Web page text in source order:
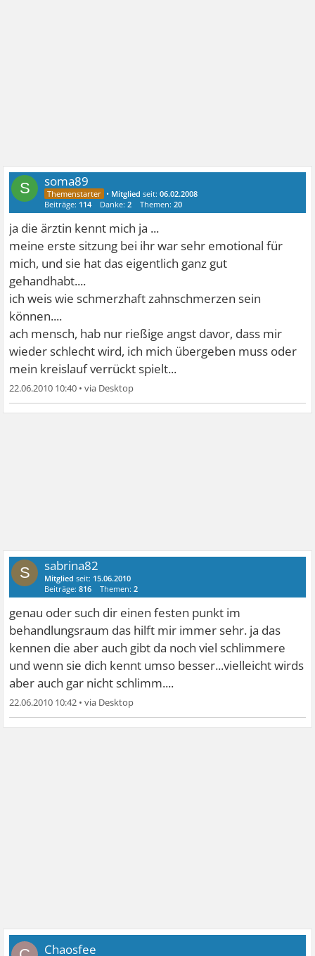
S soma89
• Mitglied seit:06.02.2008
Beiträge: 114 Danke:2 Themen:20
ja die ärztin kennt mich ja ...
meine erste sitzung bei ihr war sehr emotional für
mich, und sie hat das eigentlich ganz gut
gehandhabt....
ich weis wie schmerzhaft zahnschmerzen sein
können....
ach mensch, hab nur rießige angst davor, dass mir
wieder schlecht wird, ich mich übergeben muss oder
mein kreislauf verrückt spielt...
22.06.2010 10:40 •
S sabrina82
Mitglied seit: 15.06.2010
Beiträge:816 Themen:2
genau oder such dir einen festen punkt im
behandlungsraum das hilft mir immer sehr. ja das
kennen die aber auch gibt da noch viel schlimmere
und wenn sie dich kennt umso besser...vielleicht wirds
aber auch gar nicht schlimm....
22.06.2010 10:42 •
Chaosfee